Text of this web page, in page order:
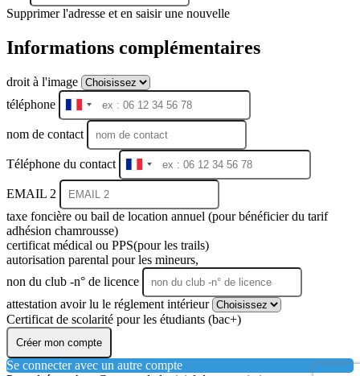
Supprimer l'adresse et en saisir une nouvelle
Informations complémentaires
droit à l'image
téléphone
France
+33
nom de contact
Téléphone du contact
France
+33
EMAIL 2
taxe foncière ou bail de location annuel (pour bénéficier du tarif
adhésion chamrousse)
certificat médical ou PPS(pour les trails)
autorisation parental pour les mineurs,
non du club -n° de licence
attestation avoir lu le réglement intérieur
Certificat de scolarité pour les étudiants (bac+)
Créer mon compte
Se connecter avec un autre compte